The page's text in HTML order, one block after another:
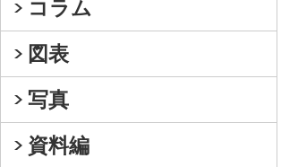
コラム
図表
写真
資料編